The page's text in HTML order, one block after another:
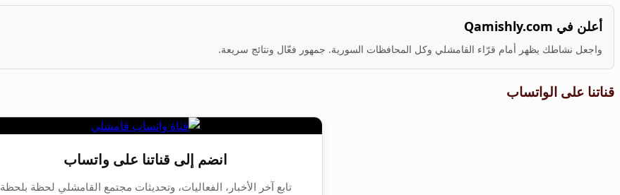
أعلن في Qamishly.com
واجعل نشاطك يظهر أمام قرّاء القامشلي وكل المحافظات السورية. جمهور فعّال ونتائج سريعة.
قناتنا على الواتساب
انضم إلى قناتنا على واتساب
تابع آخر الأخبار، الفعاليات، وتحديثات مجتمع القامشلي لحظة بلحظة